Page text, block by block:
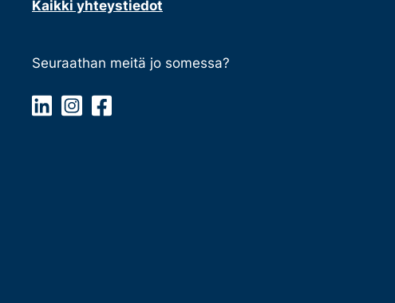
Kaikki yhteystiedot
Seuraathan meitä jo somessa?